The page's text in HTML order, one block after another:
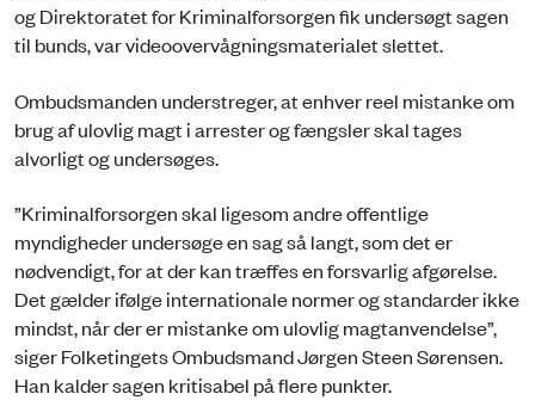
og Direktoratet for Kriminalforsorgen fik undersøgt sagen
til bunds, var videoovervågningsmaterialet slettet.
Ombudsmanden understreger, at enhver reel mistanke om
brug af ulovlig magt i arrester og fængsler skal tages
alvorligt og undersøges.
”Kriminalforsorgen skal ligesom andre offentlige
myndigheder undersøge en sag så langt, som det er
nødvendigt, for at der kan træffes en forsvarlig afgørelse.
Det gælder ifølge internationale normer og standarder ikke
mindst, når der er mistanke om ulovlig magtanvendelse”,
siger Folketingets Ombudsmand Jørgen Steen Sørensen.
Han kalder sagen kritisabel på flere punkter.